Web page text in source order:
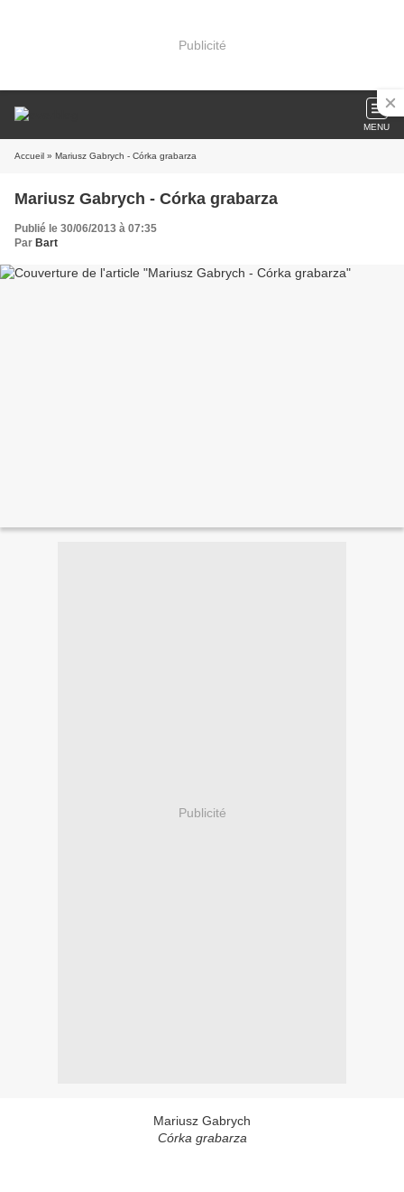
Publicité
MENU
Accueil » Mariusz Gabrych - Córka grabarza
Mariusz Gabrych - Córka grabarza
Publié le 30/06/2013 à 07:35
Par Bart
Publicité
Mariusz Gabrych
Córka grabarza